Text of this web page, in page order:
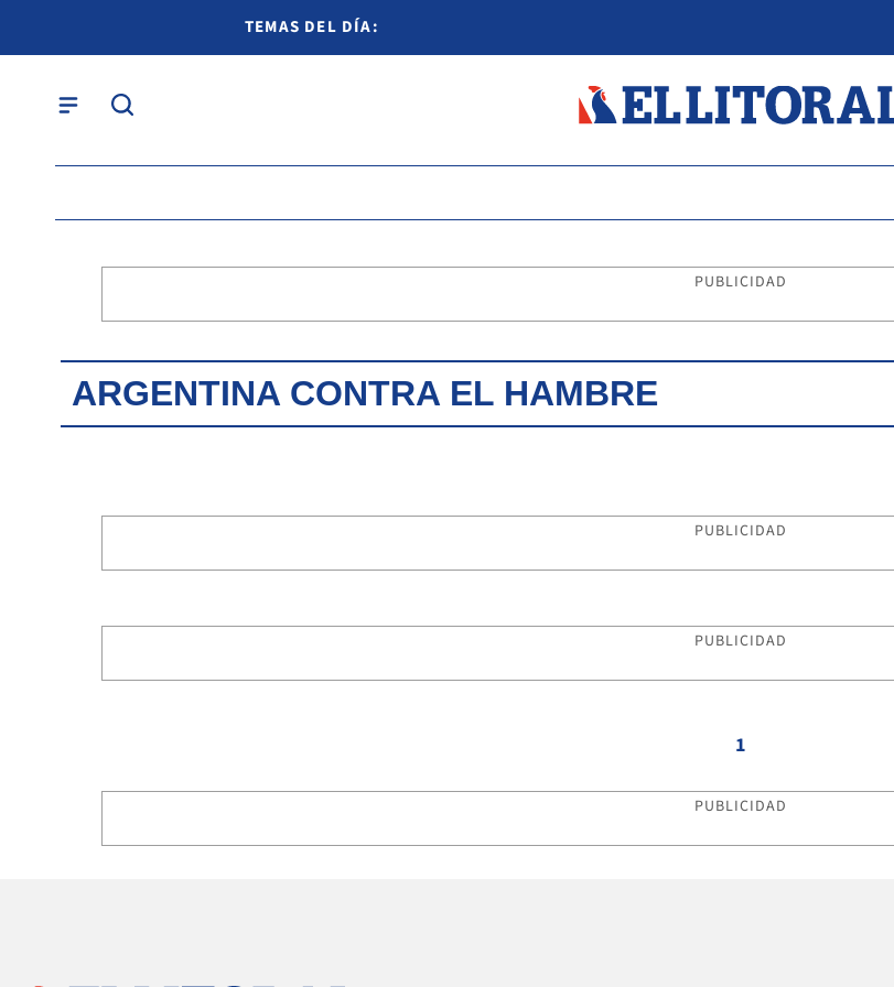
TEMAS DEL DÍA:
PUBLICIDAD
ARGENTINA CONTRA EL HAMBRE
PUBLICIDAD
PUBLICIDAD
1
PUBLICIDAD